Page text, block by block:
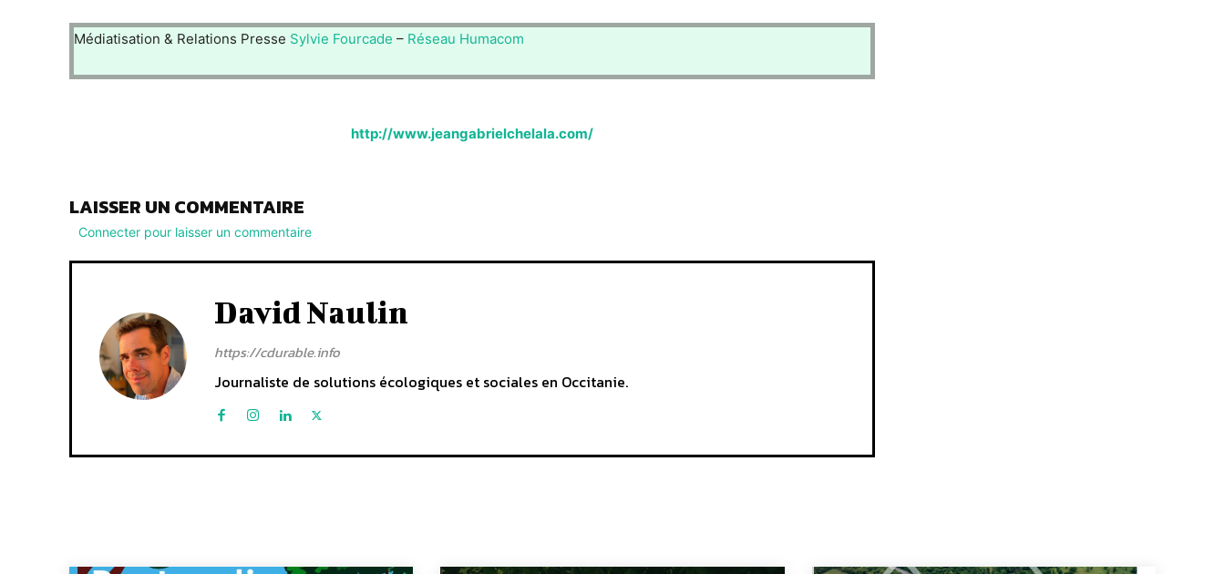
Médiatisation & Relations Presse Sylvie Fourcade – Réseau Humacom
http://www.jeangabrielchelala.com/
LAISSER UN COMMENTAIRE
Connecter pour laisser un commentaire
David Naulin
https://cdurable.info
Journaliste de solutions écologiques et sociales en Occitanie.